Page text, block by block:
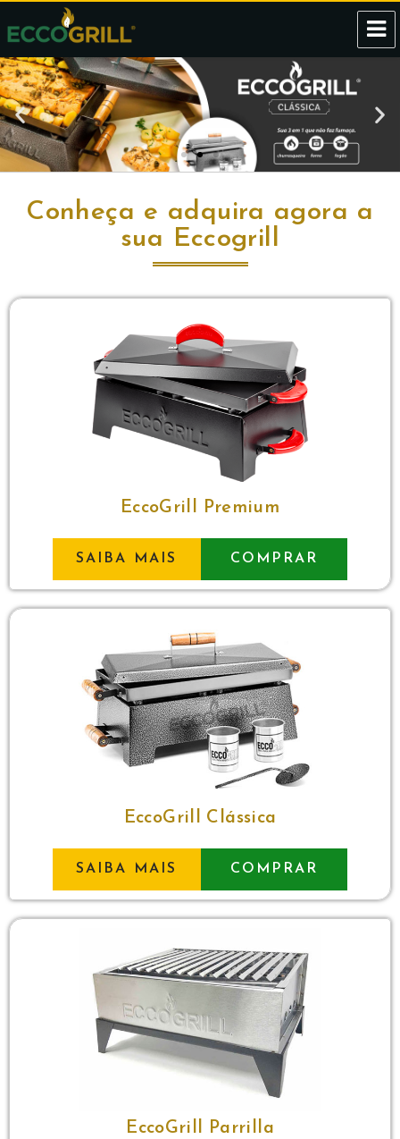
Eccogrill
Conheça e adquira agora a
sua Eccogrill
EccoGrill Premium
SAIBA MAIS COMPRAR
EccoGrill Clássica
SAIBA MAIS COMPRAR
EccoGrill Parrilla